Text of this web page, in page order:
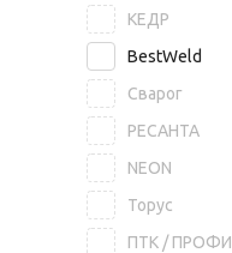
КЕДР
BestWeld
Сварог
РЕСАНТА
NEON
Торус
ПТК / ПРОФИ